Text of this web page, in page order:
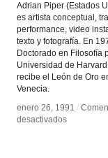
Adrian Piper (Estados
es artista conceptual,
performance, video
texto y fotografía. En
Doctorado en Filosofía
Universidad de
recibe el León de Oro
Venecia.
enero 26, 1991 /
desactivadosen
enero 26, 1991 /
desactivadosen